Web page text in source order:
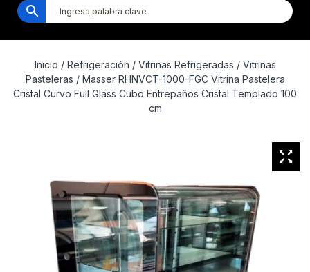
Inicio / Refrigeración / Vitrinas Refrigeradas / Vitrinas
Pasteleras / Masser RHNVCT-1000-FGC Vitrina Pastelera
Cristal Curvo Full Glass Cubo Entrepaños Cristal Templado 100
cm